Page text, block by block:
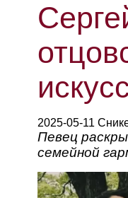
2025-05-11
Певец
семейной